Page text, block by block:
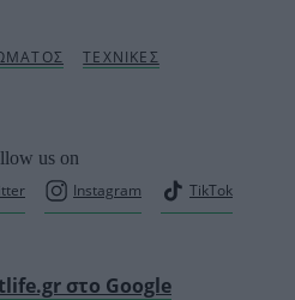
us on
Instagram TikTok
στο Google